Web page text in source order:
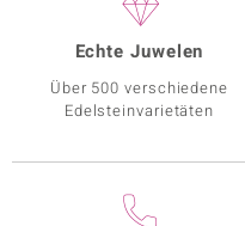
Echte Juwelen
Über 500 verschiedene
Edelsteinvarietäten